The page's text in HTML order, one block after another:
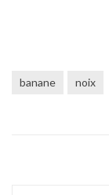
banane noix